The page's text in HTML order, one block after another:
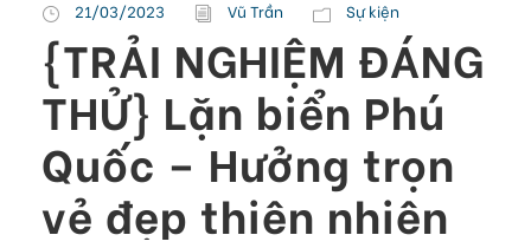
21/03/2023 Vũ Trần Sự kiện
{TRẢI NGHIỆM ĐÁNG
THỬ} Lặn biển Phú
Quốc – Hưởng trọn
vẻ đẹp thiên nhiên